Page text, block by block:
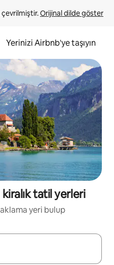
çevrilmiştir. Orijinal dilde göster
Yerinizi Airbnb'ye taşıyın
tatil yerleri
yeri bulup
yukarı ve aşağı oklarıyla